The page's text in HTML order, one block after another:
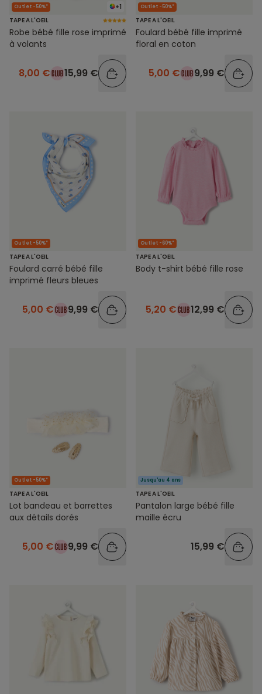
+1
Outlet -50%*
TAPE A L'OEIL
Robe bébé fille rose imprimé
à volants
8,00 € 15,99 €
Outlet -50%*
TAPE A L'OEIL
Foulard bébé fille imprimé
floral en coton
5,00 € 9,99 €
Outlet -50%*
TAPE A L'OEIL
Foulard carré bébé fille
imprimé fleurs bleues
5,00 € 9,99 €
Outlet -60%*
TAPE A L'OEIL
Body t-shirt bébé fille rose
5,20 € 12,99 €
Outlet -50%*
TAPE A L'OEIL
Lot bandeau et barrettes
aux détails dorés
5,00 € 9,99 €
Jusqu'au 4 ans
TAPE A L'OEIL
Pantalon large bébé fille
maille écru
15,99 €